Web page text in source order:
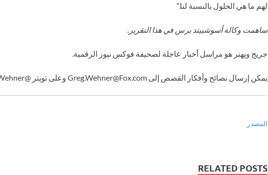
لهم ما هي الحلول بالنسبة لنا.”
ساهمت وكالة أسوشييتد برس في هذا التقرير.
جريج ويهنر هو مراسل أخبار عاجلة لصحيفة فوكس نيوز الرقمية.
يمكن إرسال نصائح وأفكار القصص إلى Greg.Wehner@Fox.com وعلى تويتر @GregWehner.
المصدر
RELATED POSTS